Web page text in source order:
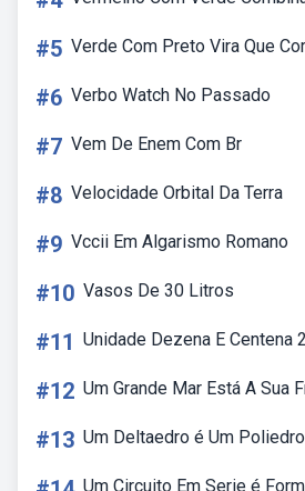
#5 Verde Com Preto Vira Que Cor
#6 Verbo Watch No Passado
#7 Vem De Enem Com Br
#8 Velocidade Orbital Da Terra
#9 Vccii Em Algarismo Romano
#10 Vasos De 30 Litros
#11 Unidade Dezena E Centena
#12 Um Grande Mar Está A Sua
#13 Um Deltaedro é Um Poliedro
Um Circuito Em Serie é